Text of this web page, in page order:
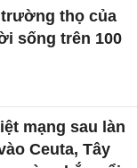
thọ của
sống trên 100
mạng sau làn
Ceuta, Tây